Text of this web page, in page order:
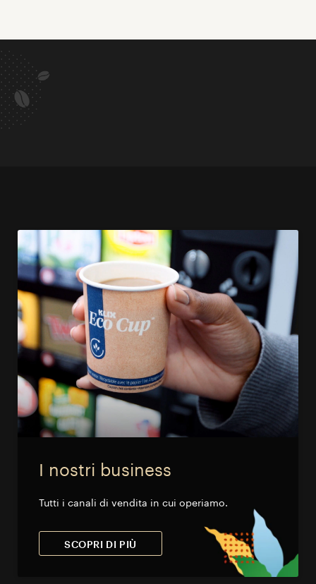
I nostri business
Tutti i canali di vendita in cui operiamo.
SCOPRI DI PIÙ